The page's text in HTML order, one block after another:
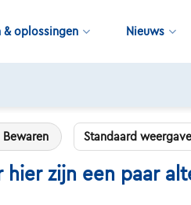
& oplossingen Nieuws
Bewaren
hier zijn een paar